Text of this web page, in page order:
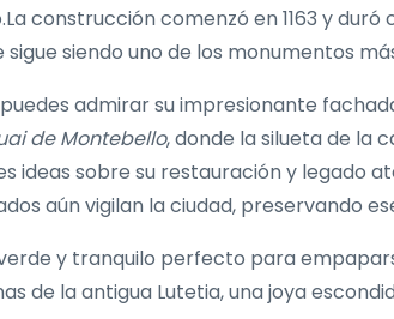
construcción comenzó en 1163 y
siendo uno de los monumentos
admirar su impresionante
de Montebello, donde la silueta de la
ideas sobre su restauración y legado
aún vigilan la ciudad, preservando
y tranquilo perfecto para
de la antigua Lutetia, una joya